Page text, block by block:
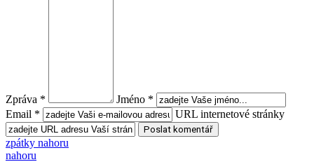
Zpráva *
Jméno *
Email *
URL internetové stránky
zpátky nahoru
nahoru